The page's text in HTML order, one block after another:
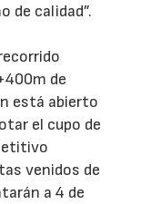
de calidad”.
de
está abierto
el cupo de
venidos de
a 4 de